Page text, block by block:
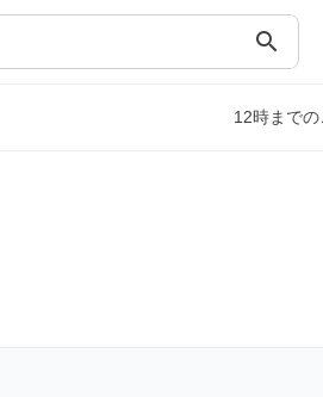
search
12時まで